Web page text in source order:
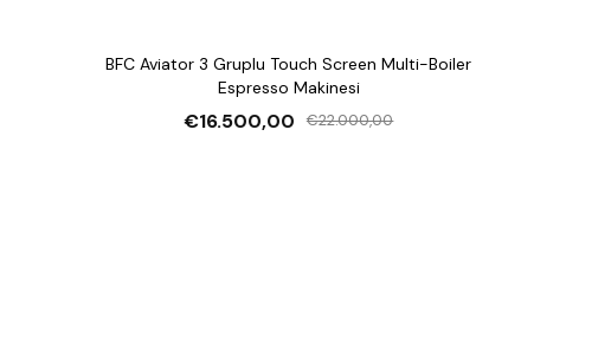
BFC Aviator 3 Gruplu Touch Screen Multi-Boiler
Espresso Makinesi
€16.500,00 €22.000,00